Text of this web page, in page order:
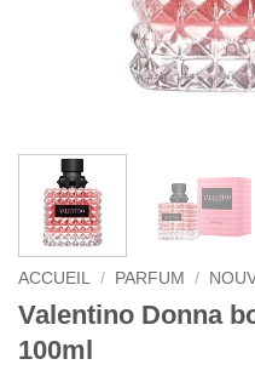
ACCUEIL / PARFUM /
Valentino Donna
100ml